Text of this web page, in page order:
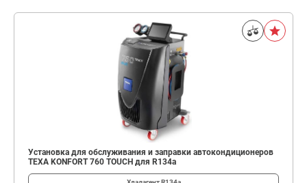
Установка для обслуживания и заправки автокондиционеров
TEXA KONFORT 760 TOUCH для R134a